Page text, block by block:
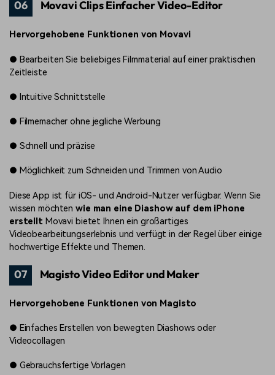
06 Movavi Clips Einfacher Video-Editor
Hervorgehobene Funktionen von Movavi
● Bearbeiten Sie beliebiges Filmmaterial auf einer praktischen
Zeitleiste
● Intuitive Schnittstelle
● Filmemacher ohne jegliche Werbung
● Schnell und präzise
● Möglichkeit zum Schneiden und Trimmen von Audio
Diese App ist für iOS- und Android-Nutzer verfügbar. Wenn Sie
wissen möchten wie man eine Diashow auf dem iPhone
erstellt Movavi bietet Ihnen ein großartiges
Videobearbeitungserlebnis und verfügt in der Regel über einige
hochwertige Effekte und Themen.
07 Magisto Video Editor und Maker
Hervorgehobene Funktionen von Magisto
● Einfaches Erstellen von bewegten Diashows oder
Videocollagen
● Gebrauchsfertige Vorlagen